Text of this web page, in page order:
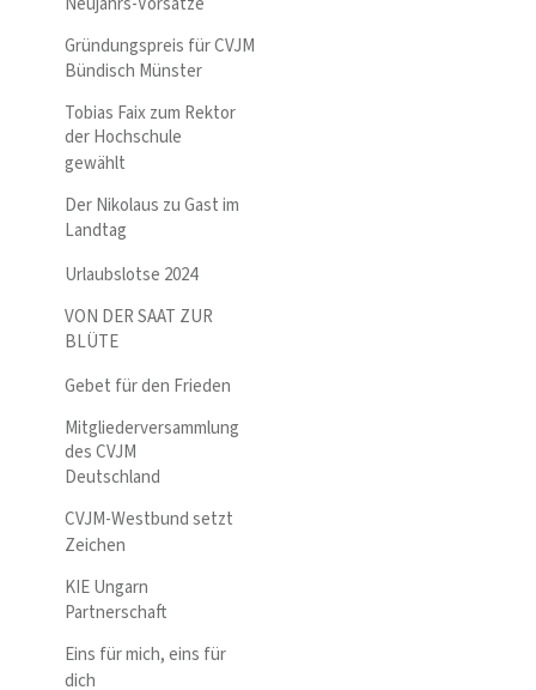
Gründungspreis für CVJM
Bündisch Münster
Tobias Faix zum Rektor
der Hochschule
gewählt
Der Nikolaus zu Gast im
Landtag
Urlaubslotse 2024
VON DER SAAT ZUR
BLÜTE
Gebet für den Frieden
Mitgliederversammlung
des CVJM
Deutschland
CVJM-Westbund setzt
Zeichen
KIE Ungarn
Partnerschaft
Eins für mich, eins für
dich